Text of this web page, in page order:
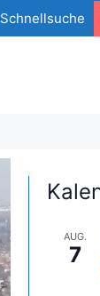
Schnellsuche
AUG.
7